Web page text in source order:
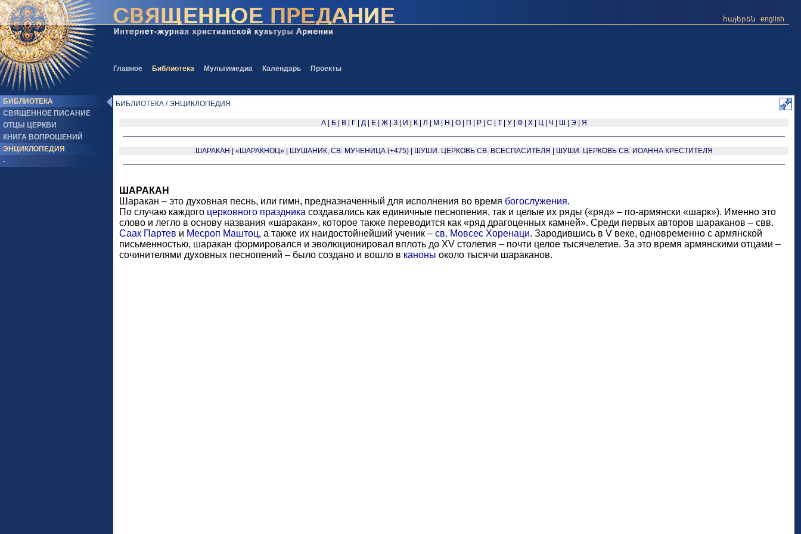
Главное Библиотека Мультимедиа Календарь Проекты
հայերեն english
БИБЛИОТЕКА
СВЯЩЕННОЕ ПИСАНИЕ
ОТЦЫ ЦЕРКВИ
КНИГА ВОПРОШЕНИЙ
ЭНЦИКЛОПЕДИЯ
-
БИБЛИОТЕКА / ЭНЦИКЛОПЕДИЯ
А| Б| В| Г| Д| Е| Ж| З| И К| Л М Н О| П Р| С Т| У| Ф| Х| Ц| Ч Ш Э| Я
ШАРАКАН «ШАРАКНОЦ»| ШУШАНИК, СВ. МУЧЕНИЦА (+475)| ШУШИ. ЦЕРКОВЬ СВ. ВСЕСПАСИТЕЛЯ ШУШИ. ЦЕРКОВЬ СВ. ИОАННА КРЕСТИТЕЛЯ
ШАРАКАН
Шаракан – это духовная песнь, или гимн, предназначенный для исполнения во время богослужения.
По случаю каждого церковного праздника создавались как единичные песнопения, так и целые их ряды («ряд» – по-армянски «шарк»). Именно это
слово и легло в основу названия «шаракан», которое также переводится как «ряд драгоценных камней». Среди первых авторов шараканов – свв.
Саак Партев и Месроп Маштоц, а также их наидостойнейший ученик – св. Мовсес Хоренаци. Зародившись в V веке, одновременно с армянской
письменностью, шаракан формировался и эволюционировал вплоть до XV столетия – почти целое тысячелетие. За это время армянскими отцами –
сочинителями духовных песнопений – было создано и вошло в каноны около тысячи шараканов.